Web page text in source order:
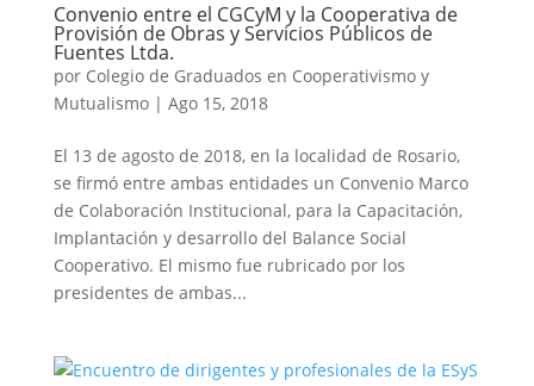
Convenio entre el CGCyM y la Cooperativa de
Provisión de Obras y Servicios Públicos de
Fuentes Ltda.
por Colegio de Graduados en Cooperativismo y
Mutualismo| Ago 15, 2018
El 13 de agosto de 2018, en la localidad de Rosario,
se firmó entre ambas entidades un Convenio Marco
de Colaboración Institucional, para la Capacitación,
Implantación y desarrollo del Balance Social
Cooperativo. El mismo fue rubricado por los
presidentes de ambas...